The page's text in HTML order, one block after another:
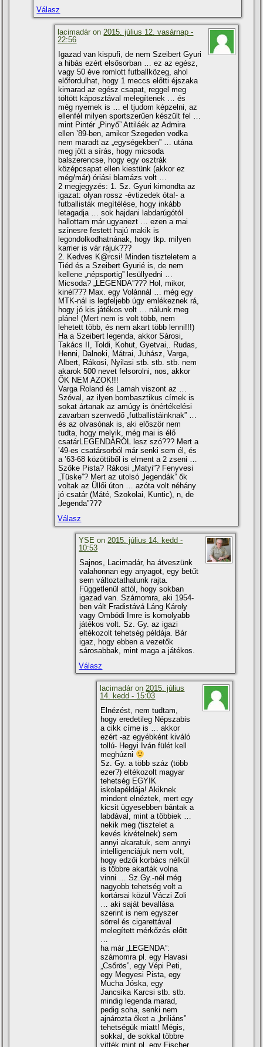
Válasz
lacimadár on 2015. július 12. vasárnap -
22:56
Igazad van kispufi, de nem Szeibert Gyuri
a hibás ezért elsősorban … ez az egész,
vagy 50 éve romlott futballközeg, ahol
előfordulhat, hogy 1 meccs előtti éjszaka
kimarad az egész csapat, reggel meg
töltött káposztával melegí­tenek … és
még nyernek is … el tjudom képzelni, az
ellenfél milyen sportszerűen készült fel …
mint Pintér „Pinyő” Attiláék az Admira
ellen ’89-ben, amikor Szegeden vodka
nem maradt az „egységekben” … utána
meg jött a sí­rás, hogy micsoda
balszerencse, hogy egy osztrák
középcsapat ellen kiestünk (akkor ez
még/már) óriási blamázs volt …
2 megjegyzés: 1. Sz. Gyuri kimondta az
igazat: olyan rossz -évtizedek óta!- a
futballisták megí­télése, hogy inkább
letagadja … sok hajdani labdarúgótól
hallottam már ugyanezt … ezen a mai
szí­nesre festett hajú makik is
legondolkodhatnának, hogy tkp. milyen
karrier is vár rájuk???
2. Kedves K@rcsi! Minden tiszteletem a
Tiéd és a Szeibert Gyurié is, de nem
kellene „népsportig” lesüllyedni …
Micsoda? „LEGENDA”??? Hol, mikor,
kinél??? Max. egy Volánnál … még egy
MTK-nál is legfeljebb úgy emlékeznek rá,
hogy jó kis játékos volt … nálunk meg
pláne! (Mert nem is volt több, nem
lehetett több, és nem akart több lenni!!!)
Ha a Szeibert legenda, akkor Sárosi,
Takács II, Toldi, Kohut, Gyetvai,. Rudas,
Henni, Dalnoki, Mátrai, Juhász, Varga,
Albert, Rákosi, Nyilasi stb. stb. stb. nem
akarok 500 nevet felsorolni, nos, akkor
ŐK NEM AZOK!!!
Varga Roland és Lamah viszont az …
Szóval, az ilyen bombasztikus cí­mek is
sokat ártanak az amúgy is önértékelési
zavarban szenvedő „futballistáinknak” …
és az olvasónak is, aki először nem
tudta, hogy melyik, még mai is élő
csatárLEGENDÁRÓL lesz szó??? Mert a
’49-es csatársorból már senki sem él, és
a ’63-68 közöttiből is elment a 2 zseni …
Szőke Pista? Rákosi „Matyi”? Fenyvesi
„Tüske”? Mert az utolsó „legendák” ők
voltak az Üllői úton … azóta volt néhány
jó csatár (Máté, Szokolai, Kuntic), n, de
„legenda”???
Válasz
YSE on2015. július 14. kedd -
10:53
Sajnos, Lacimadár, ha átveszünk
valahonnan egy anyagot, egy betűt
sem változtathatunk rajta.
Függetlenül attól, hogy sokban
igazad van. Számomra, aki 1954-
ben vált Fradistává Láng Károly
vagy Ombódi Imre is komolyabb
játékos volt. Sz. Gy. az igazi
eltékozolt tehetség példája. Bár
igaz, hogy ebben a vezetők
sárosabbak, mint maga a játékos.
Válasz
lacimadár on 2015. július
14. kedd - 15:03
Elnézést, nem tudtam,
hogy eredetileg Népszabis
a cikk cí­me is … akkor
ezért -az egyébként kiváló
tollú- Hegyi Iván fülét kell
meghúzni
Sz. Gy. a több száz (több
ezer?) eltékozolt magyar
tehetség EGYIK
iskolapéldája! Akiknek
mindent elnéztek, mert egy
kicsit ügyesebben bántak a
labdával, mint a többiek …
nekik meg (tisztelet a
kevés kivételnek) sem
annyi akaratuk, sem annyi
intelligenciájuk nem volt,
hogy edzői korbács nélkül
is többre akarták volna
vinni … Sz.Gy.-nél még
nagyobb tehetség volt a
kortársai közül Váczi Zoli
… aki saját bevallása
szerint is nem egyszer
sörrel és cigarettával
melegí­tett mérkőzés előtt
ha már „LEGENDA”:
számomra pl. egy Havasi
„Csőrös”, egy Vépi Peti,
egy Megyesi Pista, egy
Mucha Jóska, egy
Jancsika Karcsi stb. stb.
mindig legenda marad,
pedig soha, senki nem
ajnározta őket a „briliáns”
tehetségük miatt! Mégis,
sokkal, de sokkal többre
vitték mint pl. egy Fischer,